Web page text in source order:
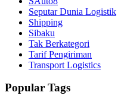
Seputar Dunia Logistik
Shipping
Sibaku
Tak Berkategori
Tarif Pengiriman
Transport Logistics
Popular Tags